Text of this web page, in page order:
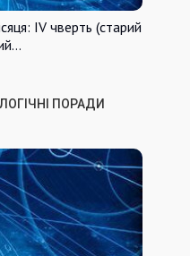
IV чверть (старий
ПОРАДИ